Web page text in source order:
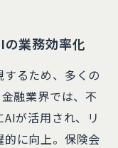
業務効率化
るため、多くの
融業界では、不
が活用され、リ
に向上。保険会